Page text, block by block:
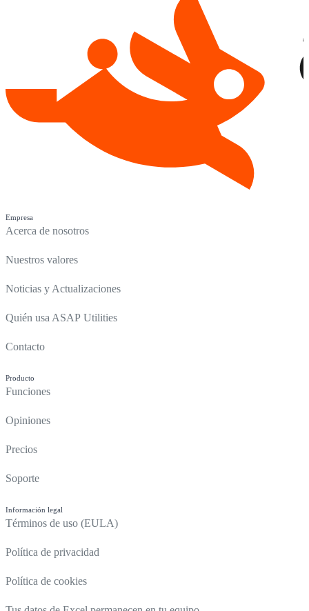
Empresa
Acerca de nosotros
Nuestros valores
Noticias y Actualizaciones
Quién usa ASAP Utilities
Contacto
Producto
Funciones
Opiniones
Precios
Soporte
Información legal
Términos de uso (EULA)
Política de privacidad
Política de cookies